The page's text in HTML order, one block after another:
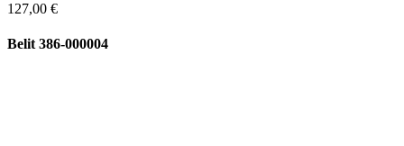
127,00 €
Belit 386-000004